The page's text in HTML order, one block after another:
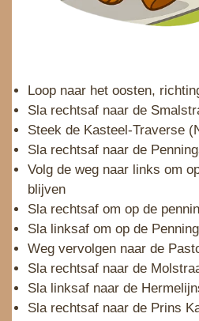
Loop naar het oosten,
Sla rechtsaf naar de
Steek de Kasteel-Traverse
Sla rechtsaf naar de
Volg de weg naar links om
blijven
Sla rechtsaf om op de
Sla linksaf om op de
Weg vervolgen naar de
Sla rechtsaf naar de
Sla linksaf naar de
Sla rechtsaf naar de Prins